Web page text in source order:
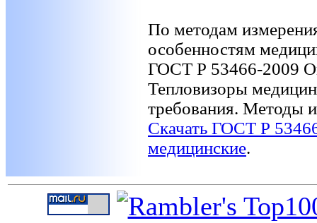
По методам
особенностям
ГОСТ Р 53466-2009
Тепловизоры
требования. Методы
Скачать ГОСТ Р
медицинские.